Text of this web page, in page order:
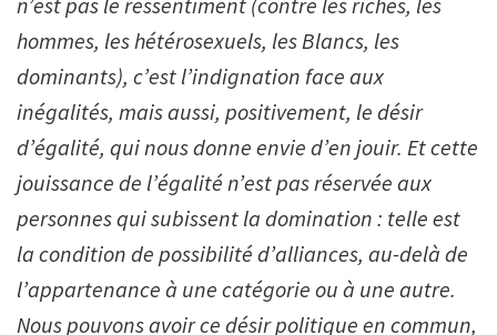
hommes, les hétérosexuels, les Blancs, les
dominants), c’est l’indignation face aux
inégalités, mais aussi, positivement, le désir
d’égalité, qui nous donne envie d’en jouir. Et cette
jouissance de l’égalité n’est pas réservée aux
personnes qui subissent la domination : telle est
la condition de possibilité d’alliances, au-delà de
l’appartenance à une catégorie ou à une autre.
Nous pouvons avoir ce désir politique en commun,